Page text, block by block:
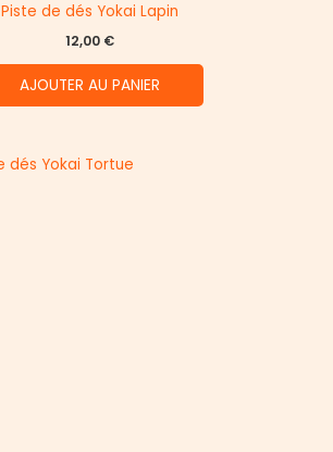
Piste de dés Yokai Lapin
12,00 €
AJOUTER AU PANIER